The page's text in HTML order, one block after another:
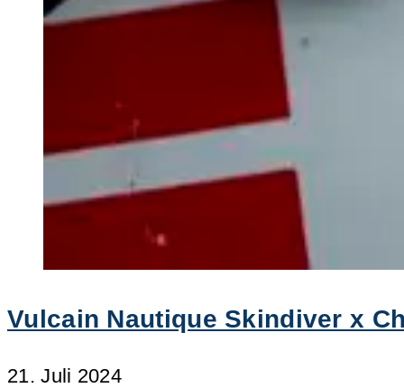
Vulcain Nautique Skindiver x
21. Juli 2024